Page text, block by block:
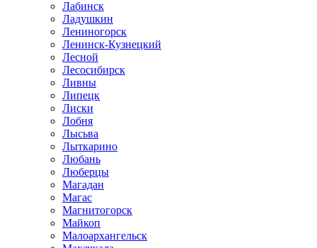
Лабинск
Ладушкин
Лениногорск
Ленинск-Кузнецкий
Лесной
Лесосибирск
Ливны
Липецк
Лиски
Лобня
Лысьва
Лыткарино
Любань
Люберцы
Магадан
Магас
Магнитогорск
Майкоп
Малоархангельск